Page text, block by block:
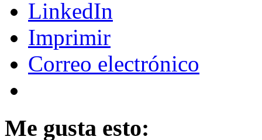
LinkedIn
Imprimir
Correo electrónico
Me gusta esto: